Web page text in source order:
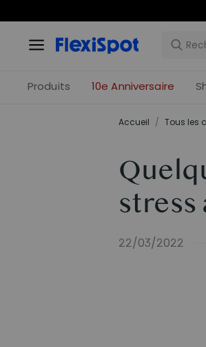
Produits 10e Anniversaire
Accueil / Tous les
stress
22/03/2022